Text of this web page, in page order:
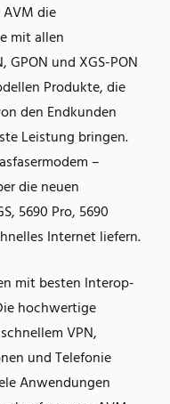
die
mit allen
und XGS-PON
Produkte, die
den Endkunden
Leistung bringen.
–
die neuen
5690 Pro, 5690
Internet liefern.
mit besten Interop-
hochwertige
VPN,
und Telefonie
Anwendungen